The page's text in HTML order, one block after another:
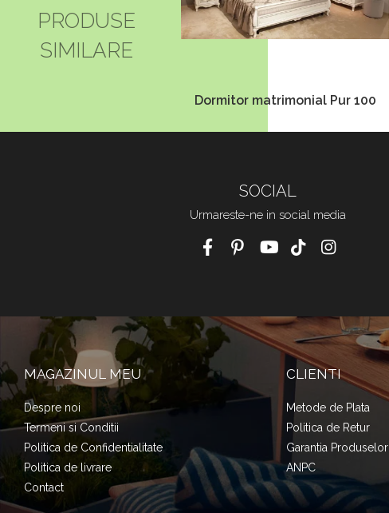
PRODUSE
SIMILARE
Dormitor matrimonial Pur 100
SOCIAL
Urmareste-ne in social media
MAGAZINUL MEU
Despre noi
Termeni si Conditii
Politica de Confidentialitate
Politica de livrare
Contact
CLIENTI
Metode de Plata
Politica de Retur
Garantia Produselor
ANPC